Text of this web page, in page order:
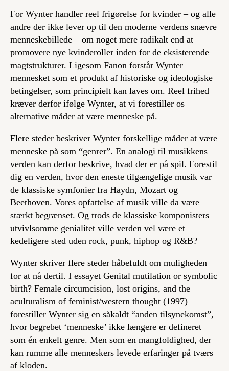
For Wynter handler reel frigørelse for kvinder – og alle
andre der ikke lever op til den moderne verdens snævre
menneskebillede – om noget mere radikalt end at
promovere nye kvinderoller inden for de eksisterende
magtstrukturer. Ligesom Fanon forstår Wynter
mennesket som et produkt af historiske og ideologiske
betingelser, som principielt kan laves om. Reel frihed
kræver derfor ifølge Wynter, at vi forestiller os
alternative måder at være menneske på.
Flere steder beskriver Wynter forskellige måder at være
menneske på som “genrer”. En analogi til musikkens
verden kan derfor beskrive, hvad der er på spil. Forestil
dig en verden, hvor den eneste tilgængelige musik var
de klassiske symfonier fra Haydn, Mozart og
Beethoven. Vores opfattelse af musik ville da være
stærkt begrænset. Og trods de klassiske komponisters
utvivlsomme genialitet ville verden vel være et
kedeligere sted uden rock, punk, hiphop og R&B?
Wynter skriver flere steder håbefuldt om muligheden
for at nå dertil. I essayet Genital mutilation or symbolic
birth? Female circumcision, lost origins, and the
aculturalism of feminist/western thought (1997)
forestiller Wynter sig en såkaldt “anden tilsynekomst”,
hvor begrebet ‘menneske’ ikke længere er defineret
som én enkelt genre. Men som en mangfoldighed, der
kan rumme alle menneskers levede erfaringer på tværs
af kloden.